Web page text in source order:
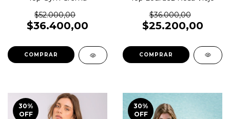
$52.000,00
$36.400,00
COMPRAR
$36.000,00
$25.200,00
COMPRAR
30%
OFF
30%
OFF